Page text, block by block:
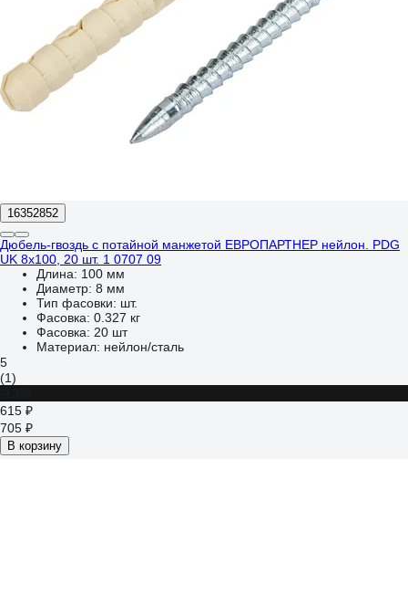
16352852
Дюбель-гвоздь с потайной манжетой ЕВРОПАРТНЕР нейлон. PDG
UK 8x100, 20 шт. 1 0707 09
Длина: 100 мм
Диаметр: 8 мм
Тип фасовки: шт.
Фасовка: 0.327 кг
Фасовка: 20 шт
Материал: нейлон/сталь
5
(1)
615 ₽
705 ₽
В корзину